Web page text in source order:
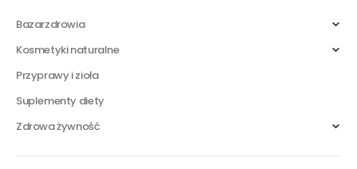
Bazarzdrowia
Kosmetyki naturalne
Przyprawy i zioła
Suplementy diety
Zdrowa żywność